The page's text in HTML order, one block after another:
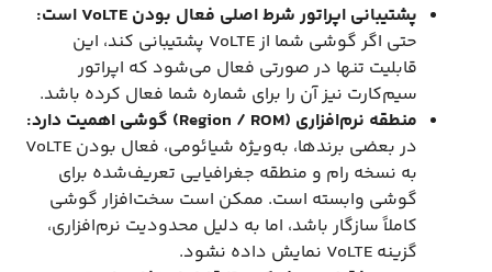
پشتیبانی اپراتور شرط اصلی فعال بودن VoLTE است:
حتی اگر گوشی شما از VoLTE پشتیبانی کند، این
قابلیت تنها در صورتی فعال می‌شود که اپراتور
سیم‌کارت نیز آن را برای شماره شما فعال کرده باشد.
منطقه نرم‌افزاری (Region / ROM) گوشی اهمیت دارد:
در بعضی برندها، به‌ویژه شیائومی، فعال بودن VoLTE
به نسخه رام و منطقه جغرافیایی تعریف‌شده برای
گوشی وابسته است. ممکن است سخت‌افزار گوشی
کاملاً سازگار باشد، اما به دلیل محدودیت نرم‌افزاری،
گزینه VoLTE نمایش داده نشود.